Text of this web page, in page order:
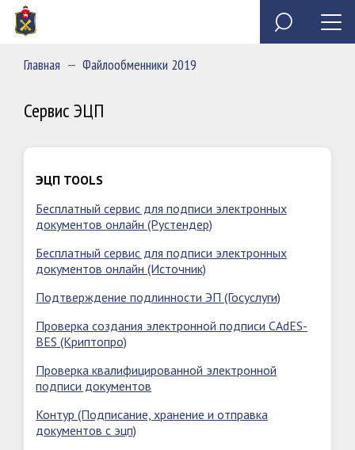
Сведения о доходах, расходах, об имуществе и
обязательствах имущественного характера
Специальное программное обеспечение «Анкета
Обзор обращений граждан
Главная — Файлообменники 2019
Сервис ЭЦП
ЭЦП TOOLS
Бесплатный сервис для подписи электронных
документов онлайн (Рустендер)
Бесплатный сервис для подписи электронных
документов онлайн (Источник)
Подтверждение подлинности ЭП (Госуслуги)
Проверка создания электронной подписи CAdES-
BES (Криптопро)
Проверка квалифицированной электронной
подписи документов
Контур (Подписание, хранение и отправка
документов с эцп)